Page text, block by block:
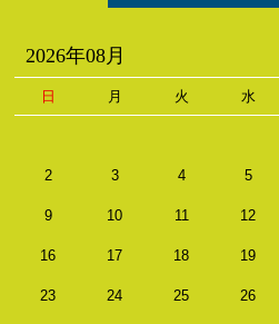
2026年08月
日 月 火 水
2 3 4 5
9 10 11 12
16 17 18 19
23 24 25 26